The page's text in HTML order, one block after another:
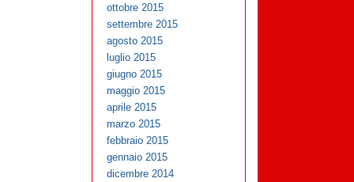
ottobre 2015
settembre 2015
agosto 2015
luglio 2015
giugno 2015
maggio 2015
aprile 2015
marzo 2015
febbraio 2015
gennaio 2015
dicembre 2014